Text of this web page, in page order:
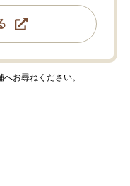
お尋ねください。